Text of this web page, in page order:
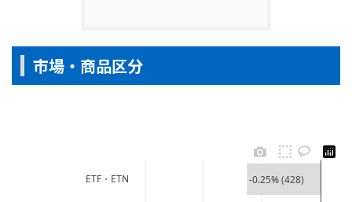
市場・商品区分
-0.25% (428)
ETF・ETN